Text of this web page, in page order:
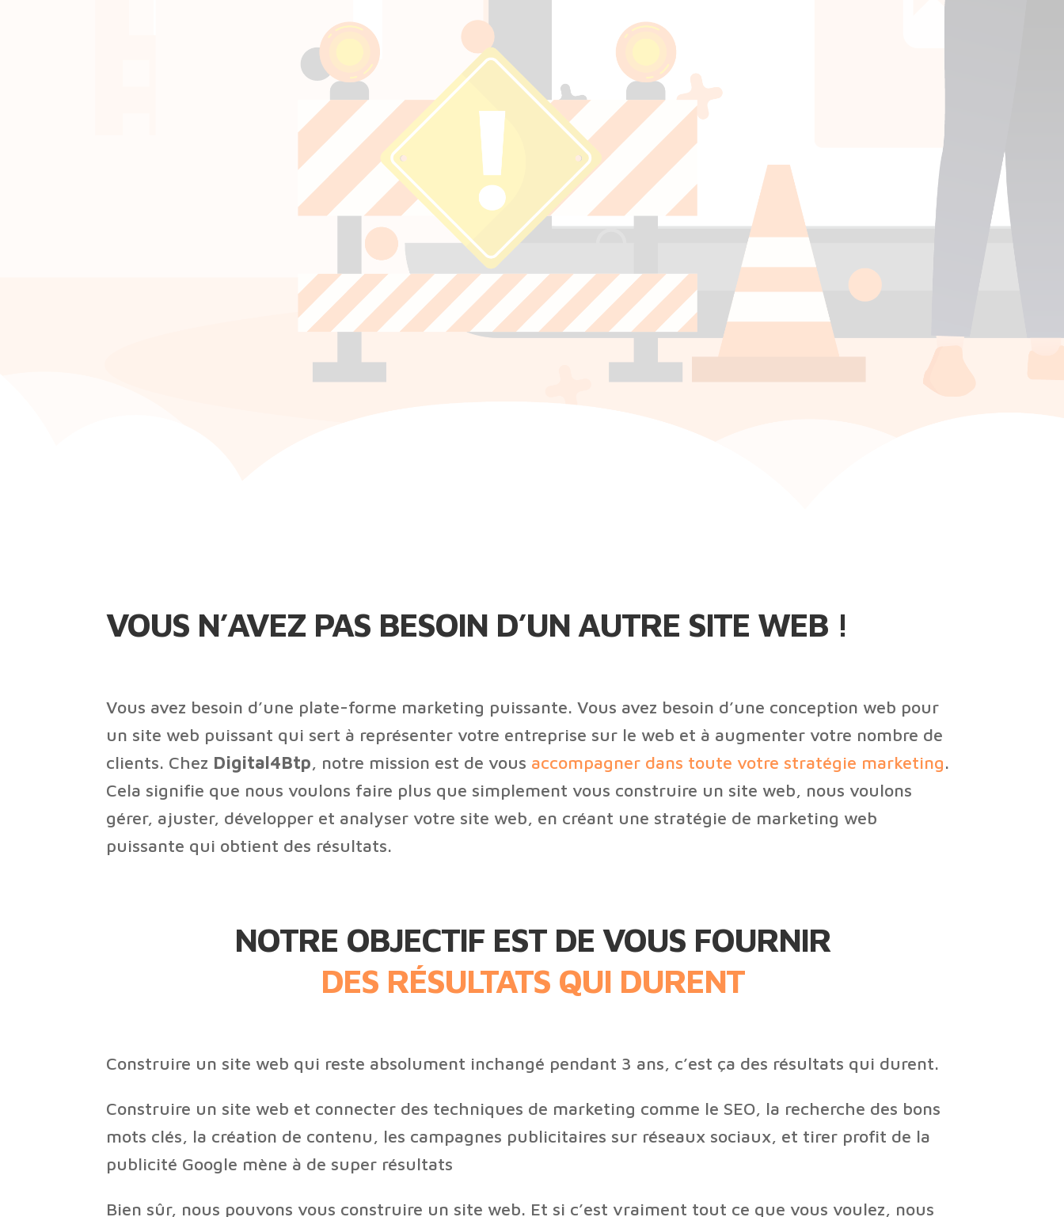
VOUS N’AVEZ PAS BESOIN D’UN AUTRE SITE WEB !
Vous avez besoin d’une plate-forme marketing puissante. Vous avez besoin d’une conception web pour
un site web puissant qui sert à représenter votre entreprise sur le web et à augmenter votre nombre de
clients. Chez Digital4Btp, notre mission est de vous accompagner dans toute votre stratégie marketing.
Cela signifie que nous voulons faire plus que simplement vous construire un site web, nous voulons
gérer, ajuster, développer et analyser votre site web, en créant une stratégie de marketing web
puissante qui obtient des résultats.
NOTRE OBJECTIF EST DE VOUS FOURNIR
DES RÉSULTATS QUI DURENT
Construire un site web qui reste absolument inchangé pendant 3 ans, c’est ça des résultats qui durent.
Construire un site web et connecter des techniques de marketing comme le SEO, la recherche des bons
mots clés, la création de contenu, les campagnes publicitaires sur réseaux sociaux, et tirer profit de la
publicité Google mène à de super résultats
Bien sûr, nous pouvons vous construire un site web. Et si c’est vraiment tout ce que vous voulez, nous